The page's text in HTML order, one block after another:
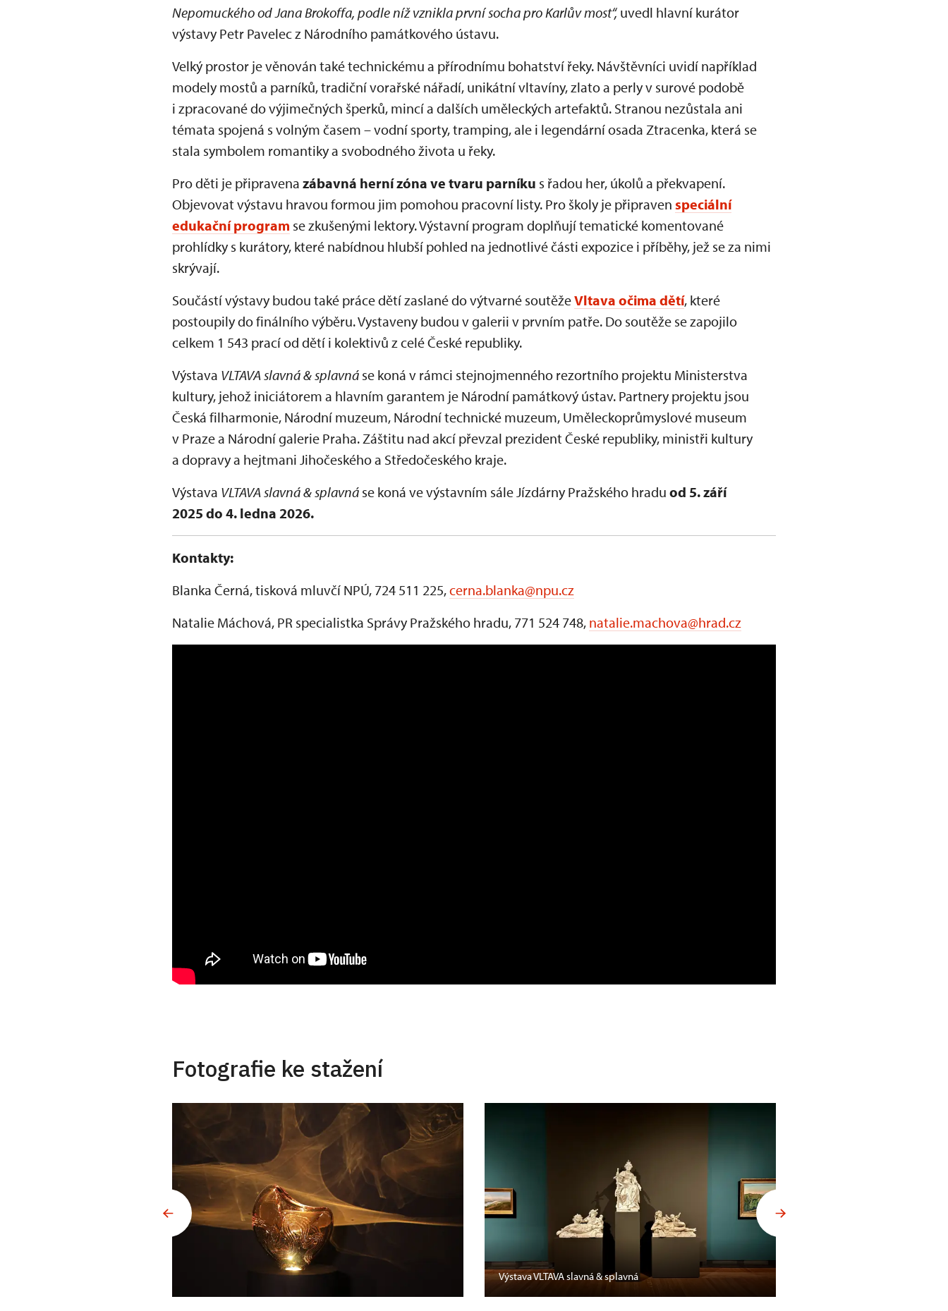
Nepomuckého od Jana Brokoffa, podle níž vznikla první socha pro Karlův most“, uvedl hlavní kurátor
výstavy Petr Pavelec z Národního památkového ústavu.
Velký prostor je věnován také technickému a přírodnímu bohatství řeky. Návštěvníci uvidí například
modely mostů a parníků, tradiční vorařské nářadí, unikátní vltavíny, zlato a perly v surové podobě
i zpracované do výjimečných šperků, mincí a dalších uměleckých artefaktů. Stranou nezůstala ani
témata spojená s volným časem – vodní sporty, tramping, ale i legendární osada Ztracenka, která se
stala symbolem romantiky a svobodného života u řeky.
Pro děti je připravena zábavná herní zóna ve tvaru parníku s řadou her, úkolů a překvapení.
Objevovat výstavu hravou formou jim pomohou pracovní listy. Pro školy je připraven speciální
edukační program se zkušenými lektory. Výstavní program doplňují tematické komentované
prohlídky s kurátory, které nabídnou hlubší pohled na jednotlivé části expozice i příběhy, jež se za nimi
skrývají.
Součástí výstavy budou také práce dětí zaslané do výtvarné soutěžeVltava očima dětí, které
postoupily do finálního výběru. Vystaveny budou v galerii v prvním patře. Do soutěže se zapojilo
celkem 1 543 prací od dětí i kolektivů z celé České republiky.
Výstava VLTAVA slavná & splavná se koná v rámci stejnojmenného rezortního projektu Ministerstva
kultury, jehož iniciátorem a hlavním garantem je Národní památkový ústav. Partnery projektu jsou
Česká filharmonie, Národní muzeum, Národní technické muzeum, Uměleckoprůmyslové museum
v Praze a Národní galerie Praha. Záštitu nad akcí převzal prezident České republiky, ministři kultury
a dopravy a hejtmani Jihočeského a Středočeského kraje.
Výstava VLTAVA slavná & splavná se koná ve výstavním sále Jízdárny Pražského hradu od 5. září
2025 do 4. ledna 2026.
Kontakty:
Blanka Černá, tisková mluvčí NPÚ, 724 511 225,cerna.blanka@npu.cz
Natalie Máchová, PR specialistka Správy Pražského hradu, 771 524 748, natalie.machova@hrad.cz
Fotografie ke stažení
Výstava VLTAVA slavná & splavná